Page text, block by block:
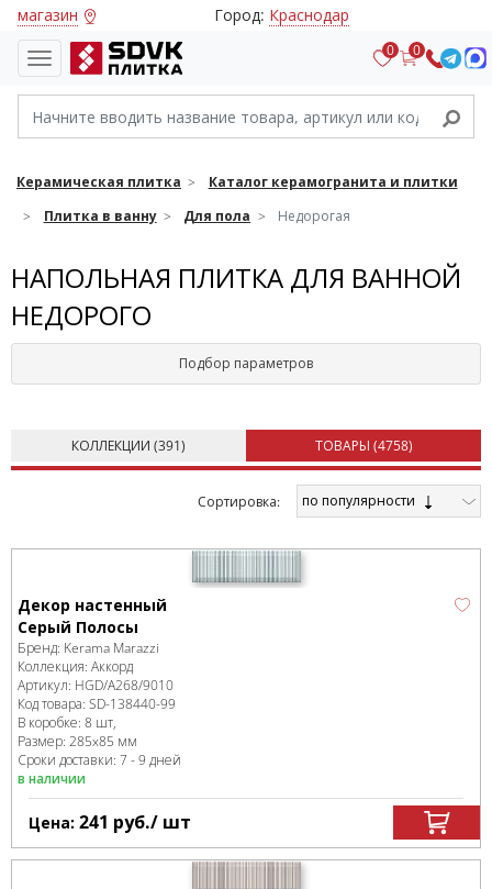
магазин Город: Краснодар
0 0
Керамическая плитка
Каталог керамогранита и плитки
Плитка в ванну
Для пола Недорогая
НАПОЛЬНАЯ ПЛИТКА ДЛЯ ВАННОЙ
НЕДОРОГО
Подбор параметров
КОЛЛЕКЦИИ (391) ТОВАРЫ (4758)
Cортировка: по популярности
Декор настенный
Серый Полосы
Бренд: Kerama Marazzi
Коллекция: Аккорд
Артикул: HGD/A268/9010
Код товара: SD-138440-99
В коробке: 8 шт,
Размер: 285x85 мм
Сроки доставки: 7 - 9 дней
в наличии
Цена: 241 руб./ шт